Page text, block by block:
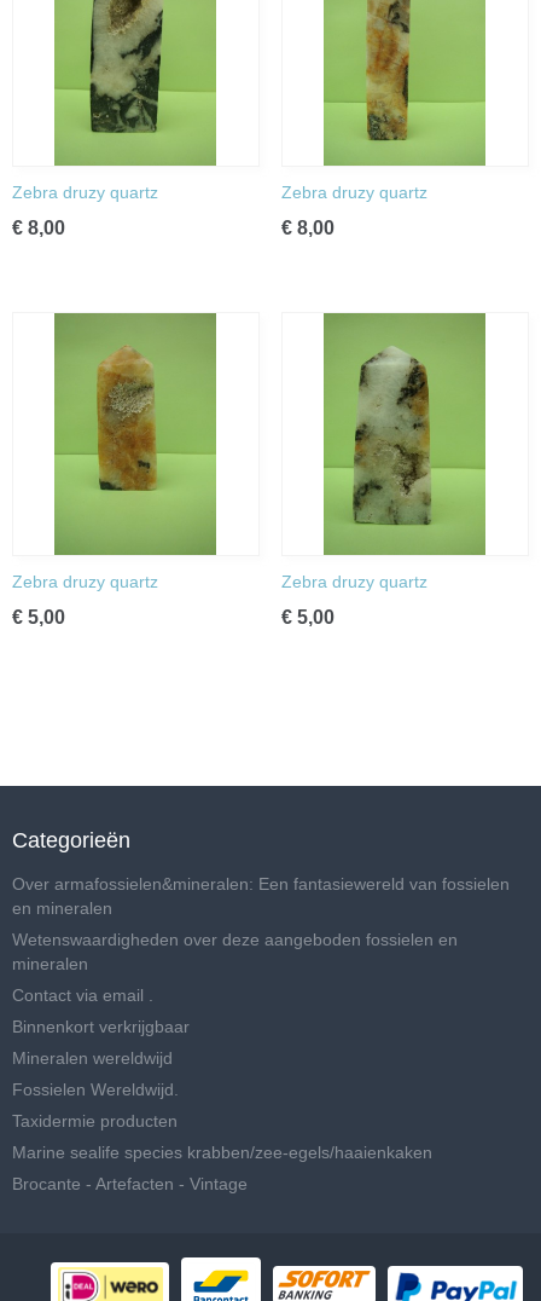
Zebra druzy quartz
€ 8,00
Zebra druzy quartz
€ 8,00
Zebra druzy quartz
€ 5,00
Zebra druzy quartz
€ 5,00
Categorieën
Over armafossielen&mineralen: Een fantasiewereld van fossielen
en mineralen
Wetenswaardigheden over deze aangeboden fossielen en
mineralen
Contact via email .
Binnenkort verkrijgbaar
Mineralen wereldwijd
Fossielen Wereldwijd.
Taxidermie producten
Marine sealife species krabben/zee-egels/haaienkaken
Brocante - Artefacten - Vintage